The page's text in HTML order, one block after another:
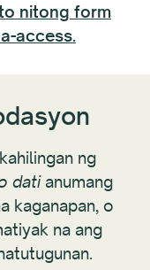
nitong form
access.
ng
datianumang
kaganapan, o
na ang